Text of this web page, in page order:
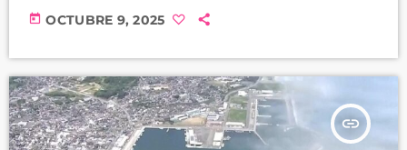
today OCTUBRE 9, 2025
insert_link